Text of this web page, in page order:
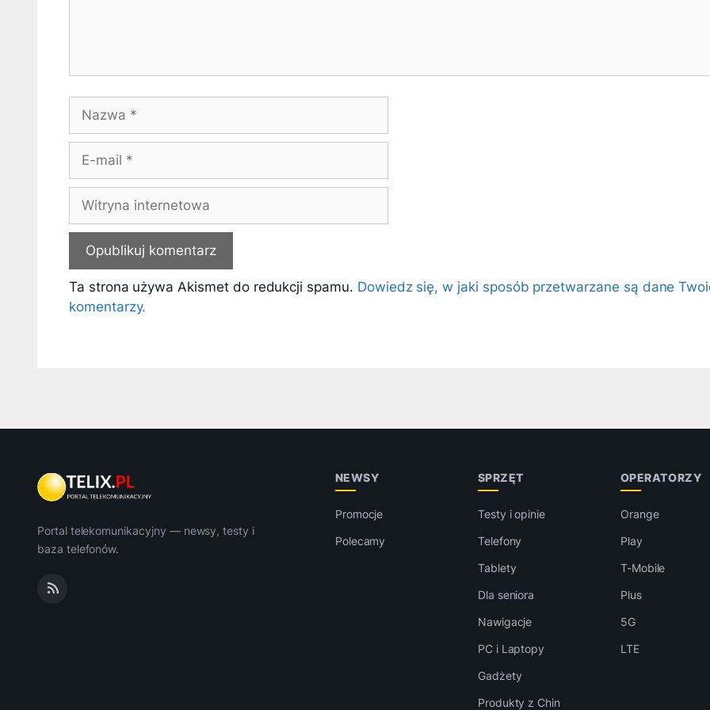
mail
internetowa
Ta strona używa Akismet do redukcji spamu. Dowiedz się, w jaki sposób przetwarzane są dane
komentarzy.
Portal telekomunikacyjny — newsy, testy i
baza telefonów.
NEWSY
Promocje
Polecamy
SPRZĘT
Testy i opinie
Telefony
Tablety
Dla seniora
Nawigacje
PC i Laptopy
Gadżety
Produkty z Chin
OPERATORZY
Orange
Play
T-Mobile
Plus
5G
LTE